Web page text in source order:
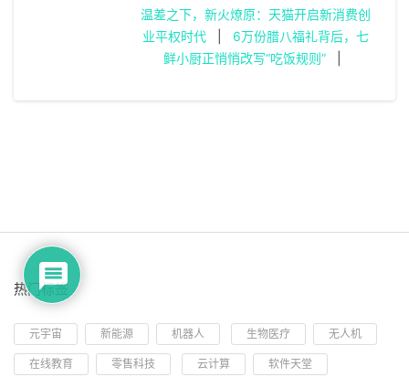
温差之下，新火燎原：天猫开启新消费创
业平权时代
6万份腊八福礼背后，七
鲜小厨正悄悄改写“吃饭规则”|
热门标签
元宇宙 新能源 机器人 生物医疗 无人机
在线教育 零售科技 云计算 软件天堂